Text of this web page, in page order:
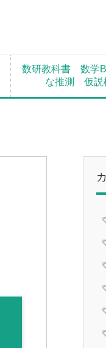
数研教科書 数学
な推測 仮説